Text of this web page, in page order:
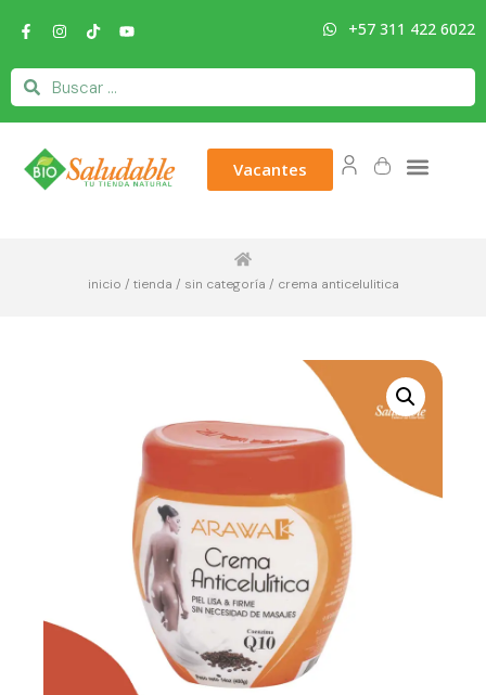
+57 311 422 6022
Vacantes
inicio / tienda / sin categoría / crema anticelulitica